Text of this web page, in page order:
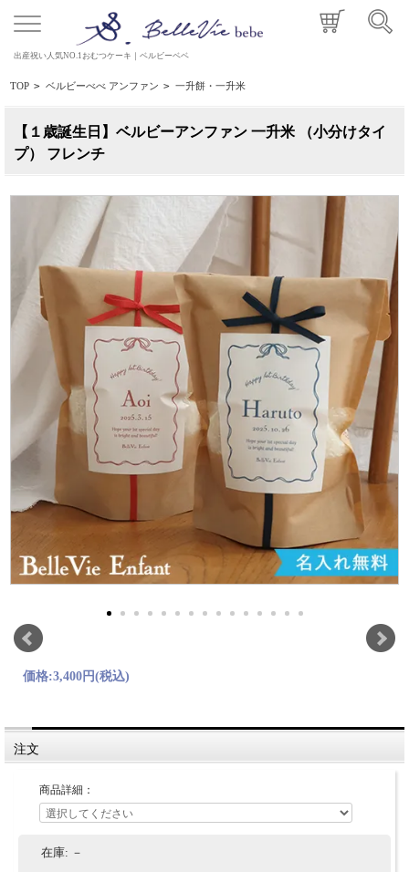
出産祝い人気NO.1おむつケーキ｜ベルビーベベ
TOP > ベルビーべべ アンファン > 一升餅・一升米
【１歳誕生日】ベルビーアンファン 一升米 （小分けタイ
プ） フレンチ
価格:3,400円(税込)
注文
商品詳細：
在庫: －